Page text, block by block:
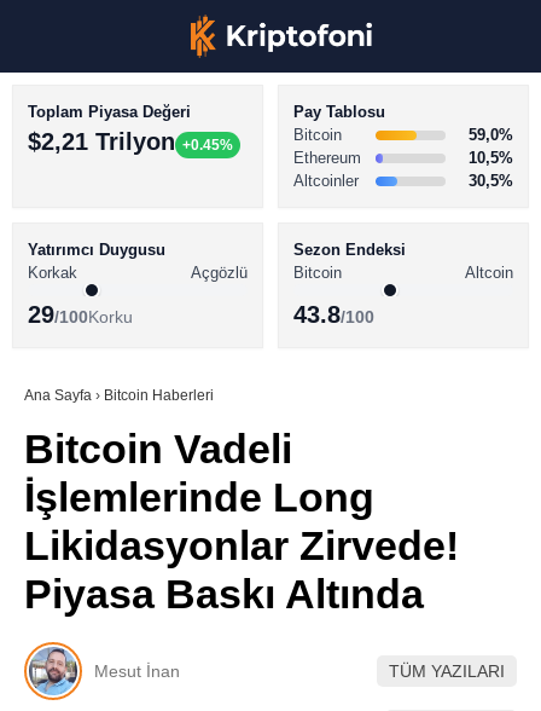
TikTok
BİTCOİN HABERLERİ
ALTCOİN HABERLERİ
SÖZLÜK
Toplam Piyasa Değeri
$2,21 Trilyon +0.45%
Pay Tablosu
Bitcoin
59,0%
Ethereum
10,5%
Altcoinler
30,5%
Yatırımcı Duygusu
Korkak
Açgözlü
29/100Korku
Sezon Endeksi
Bitcoin
Altcoin
43.8/100
Ana Sayfa › Bitcoin Haberleri
Bitcoin Vadeli
İşlemlerinde Long
Likidasyonlar Zirvede!
Piyasa Baskı Altında
Mesut İnan TÜM YAZILARI